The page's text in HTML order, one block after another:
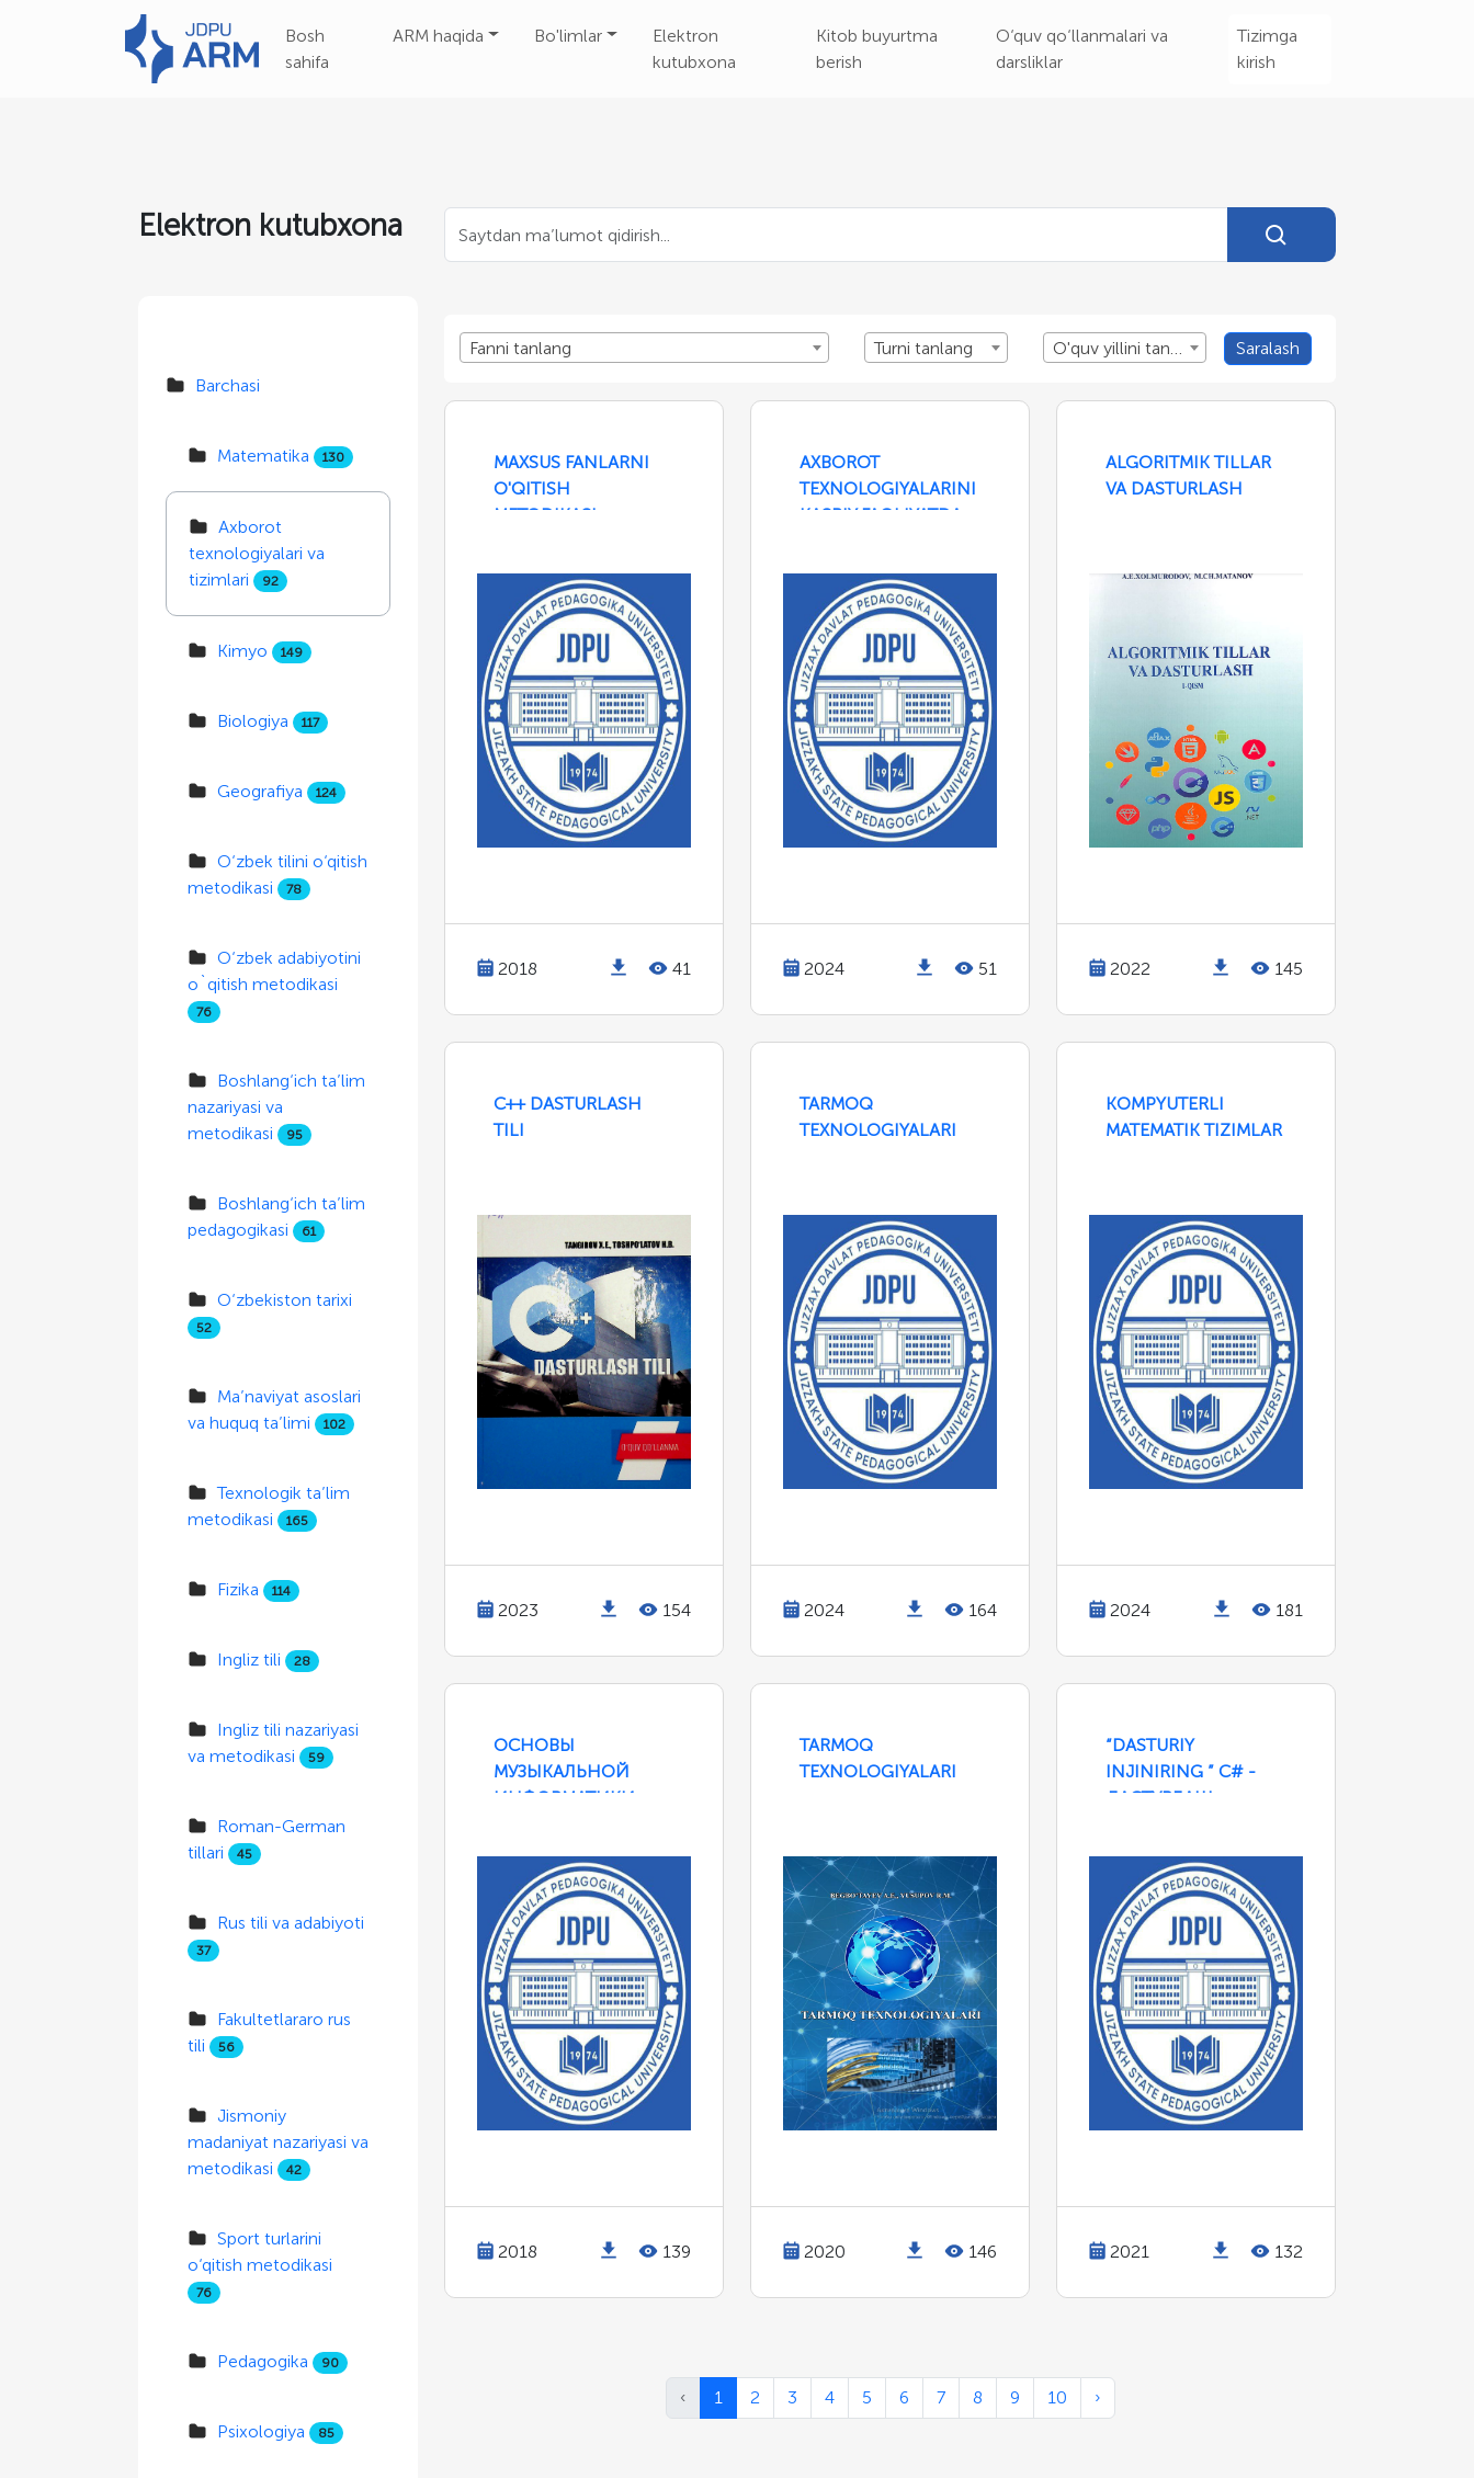
Bosh
sahifa
ARM haqida Bo'limlar
Elektron
kutubxona
Kitob buyurtma
berish
O‘quv qo‘llanmalari va
darsliklar
Tizimga
kirish
Elektron kutubxona
Barchasi
Matematika 130
Axborot
texnologiyalari va
tizimlari
92
Kimyo 149
Biologiya 117
Geografiya 124
O‘zbek tilini o‘qitish
metodikasi
78
O‘zbek adabiyotini
o`qitish metodikasi
76
Boshlang‘ich ta’lim
nazariyasi va
metodikasi
95
Boshlang‘ich ta’lim
pedagogikasi
61
O‘zbekiston tarixi
52
Ma’naviyat asoslari
va huquq ta’limi
102
Texnologik ta’lim
metodikasi
165
Fizika 114
Ingliz tili 28
Ingliz tili nazariyasi
va metodikasi
59
Roman-German
tillari
45
Rus tili va adabiyoti
37
Fakultetlararo rus
tili
56
Jismoniy
madaniyat nazariyasi va
metodikasi
42
Sport turlarini
o‘qitish metodikasi
76
Pedagogika 90
Psixologiya 85
Fanni tanlang Turni tanlang O'quv yillini tanlang Saralash
MAXSUS FANLARNI
O'QITISH
METODIKASI
2018 41
AXBOROT
TEXNOLOGIYALARINI
KASBIY FAOLIYATDA
2024 51
ALGORITMIK TILLAR
VA DASTURLASH
2022 145
C++ DASTURLASH
TILI
2023 154
TARMOQ
TEXNOLOGIYALARI
2024 164
KOMPYUTERLI
MATEMATIK TIZIMLAR
2024 181
ОСНОВЫ
МУЗЫКАЛЬНОЙ
ИНФОРМАТИКИ
2018 139
TARMOQ
TEXNOLOGIYALARI
2020 146
“DASTURIY
INJINIRING ” C# -
ДАСТУРЛАШ
2021 132
‹ 1 2 3 4 5 6 7 8 9 10 ›